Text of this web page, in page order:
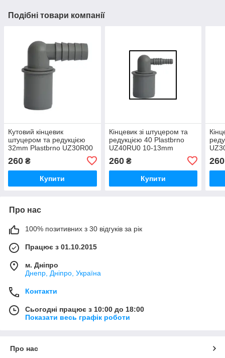
Подібні товари компанії
Кутовий кінцевик
штуцером та редукцією
32mm Plastbrno UZ30R00
260 ₴
Купити
Кінцевик зі штуцером та
редукцією 40 Plastbrno
UZ40RU0 10-13mm
260₴
Купити
260
Про нас
100% позитивних з 30 відгуків за рік
Працює з 01.10.2015
м. Дніпро
Днепр, Дніпро, Україна
Контакти
Сьогодні працює з 10:00 до 18:00
Показати весь графік роботи
Про нас